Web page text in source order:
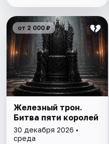
от 2 000 ₽
Железный трон.
Битва пяти королей
30 декабря 2026 •
среда